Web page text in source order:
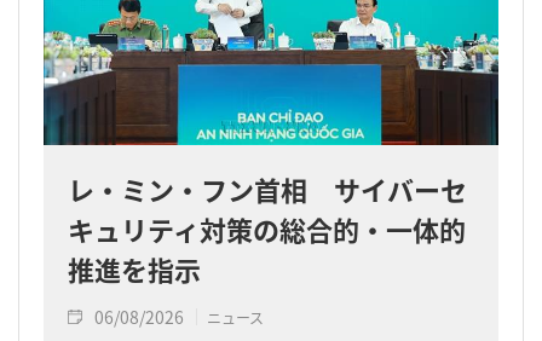
レ・ミン・フン首相 サイバーセ
キュリティ対策の総合的・一体的
推進を指示
06/08/2026 ニュース